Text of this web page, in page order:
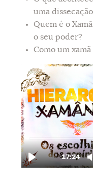
uma
Quem é o
o seu poder?
Como um